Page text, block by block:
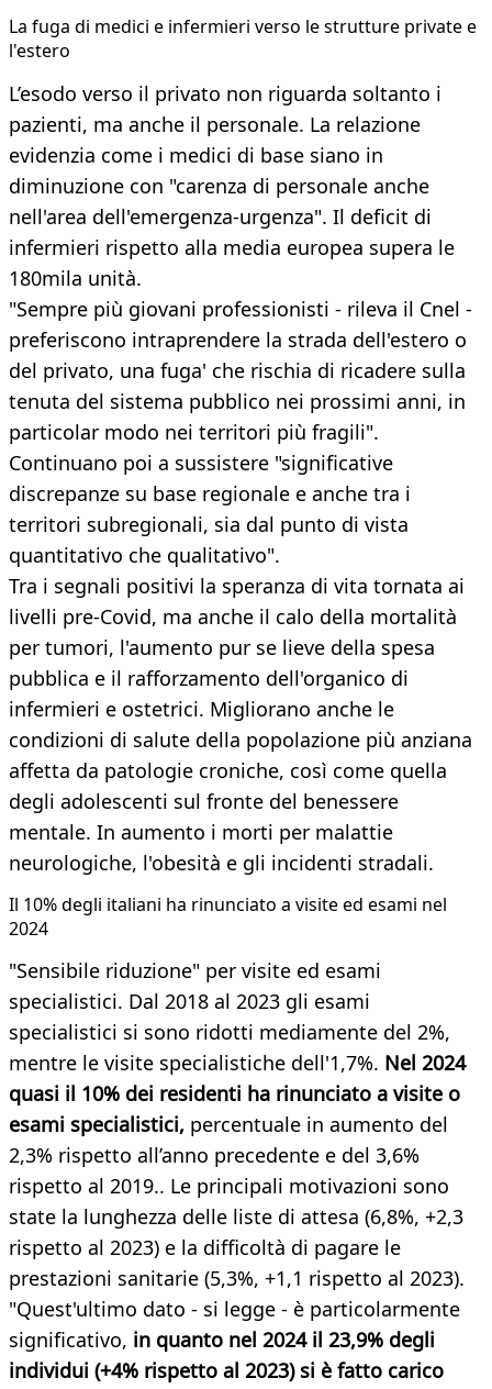
La fuga di medici e infermieri verso le strutture private e
l'estero
L’esodo verso il privato non riguarda soltanto i
pazienti, ma anche il personale. La relazione
evidenzia come i medici di base siano in
diminuzione con "carenza di personale anche
nell'area dell'emergenza-urgenza". Il deficit di
infermieri rispetto alla media europea supera le
180mila unità.
"Sempre più giovani professionisti - rileva il Cnel -
preferiscono intraprendere la strada dell'estero o
del privato, una fuga' che rischia di ricadere sulla
tenuta del sistema pubblico nei prossimi anni, in
particolar modo nei territori più fragili".
Continuano poi a sussistere "significative
discrepanze su base regionale e anche tra i
territori subregionali, sia dal punto di vista
quantitativo che qualitativo".
Tra i segnali positivi la speranza di vita tornata ai
livelli pre-Covid, ma anche il calo della mortalità
per tumori, l'aumento pur se lieve della spesa
pubblica e il rafforzamento dell'organico di
infermieri e ostetrici. Migliorano anche le
condizioni di salute della popolazione più anziana
affetta da patologie croniche, così come quella
degli adolescenti sul fronte del benessere
mentale. In aumento i morti per malattie
neurologiche, l'obesità e gli incidenti stradali.
Il 10% degli italiani ha rinunciato a visite ed esami nel
2024
"Sensibile riduzione" per visite ed esami
specialistici. Dal 2018 al 2023 gli esami
specialistici si sono ridotti mediamente del 2%,
mentre le visite specialistiche dell'1,7%. Nel 2024
quasi il 10% dei residenti ha rinunciato a visite o
esami specialistici, percentuale in aumento del
2,3% rispetto all’anno precedente e del 3,6%
rispetto al 2019.. Le principali motivazioni sono
state la lunghezza delle liste di attesa (6,8%, +2,3
rispetto al 2023) e la difficoltà di pagare le
prestazioni sanitarie (5,3%, +1,1 rispetto al 2023).
"Quest'ultimo dato - si legge - è particolarmente
significativo, in quanto nel 2024 il 23,9% degli
individui (+4% rispetto al 2023) si è fatto carico